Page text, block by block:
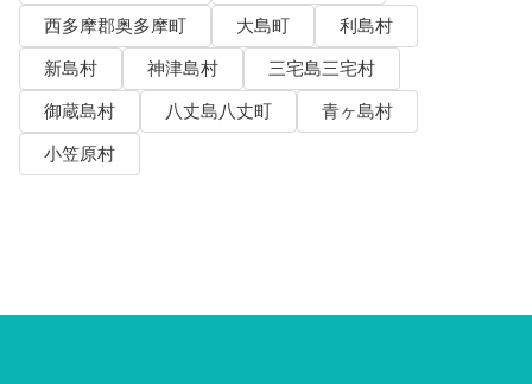
西多摩郡奥多摩町
大島町
利島村
新島村
神津島村
三宅島三宅村
御蔵島村
八丈島八丈町
青ヶ島村
小笠原村